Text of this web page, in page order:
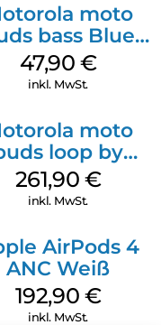
moto
bass Blue
Jewel
47,90 €
inkl. MwSt.
moto
loop by
French
Oak
261,90 €
inkl. MwSt.
AirPods 4
ANC Weiß
192,90 €
inkl. MwSt.